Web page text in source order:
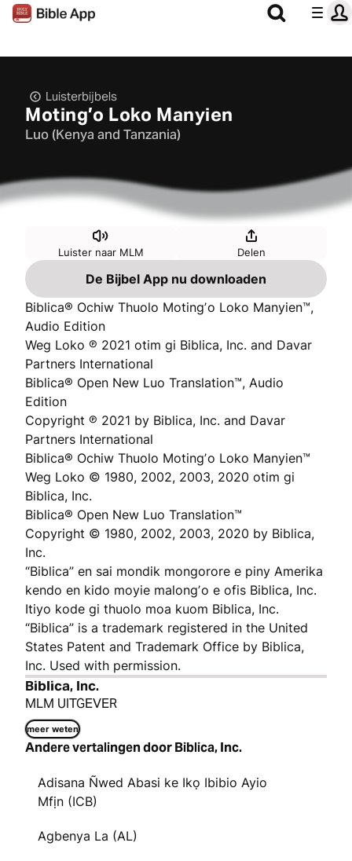
Luisterbijbels
Motingʼo Loko Manyien
Luo (Kenya and Tanzania)
Luister naar MLM Delen
De Bijbel App nu downloaden
Biblica® Ochiw Thuolo Motingʼo Loko Manyien™,
Audio Edition
Weg Loko ℗ 2021 otim gi Biblica, Inc. and Davar
Partners International
Biblica® Open New Luo Translation™, Audio
Edition
Copyright ℗ 2021 by Biblica, Inc. and Davar
Partners International
Biblica® Ochiw Thuolo Motingʼo Loko Manyien™
Weg Loko © 1980, 2002, 2003, 2020 otim gi
Biblica, Inc.
Biblica® Open New Luo Translation™
Copyright © 1980, 2002, 2003, 2020 by Biblica,
Inc.
“Biblica” en sai mondik mongorore e piny Amerika
kendo en kido moyie malongʼo e ofis Biblica, Inc.
Itiyo kode gi thuolo moa kuom Biblica, Inc.
“Biblica” is a trademark registered in the United
States Patent and Trademark Office by Biblica,
Inc. Used with permission.
Biblica, Inc.
MLM UITGEVER
meer weten
Andere vertalingen door Biblica, Inc.
Adisana Ñwed Abasi ke Ikọ Ibibio Ayio
Mfịn (ICB)
Agbenya La (AL)